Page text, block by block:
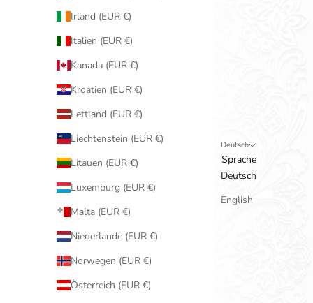
Irland (EUR €)
Italien (EUR €)
Kanada (EUR €)
Kroatien (EUR €)
Lettland (EUR €)
Liechtenstein (EUR €)
Litauen (EUR €)
Luxemburg (EUR €)
Malta (EUR €)
Niederlande (EUR €)
Norwegen (EUR €)
Österreich (EUR €)
Deutsch
Sprache
Deutsch
English